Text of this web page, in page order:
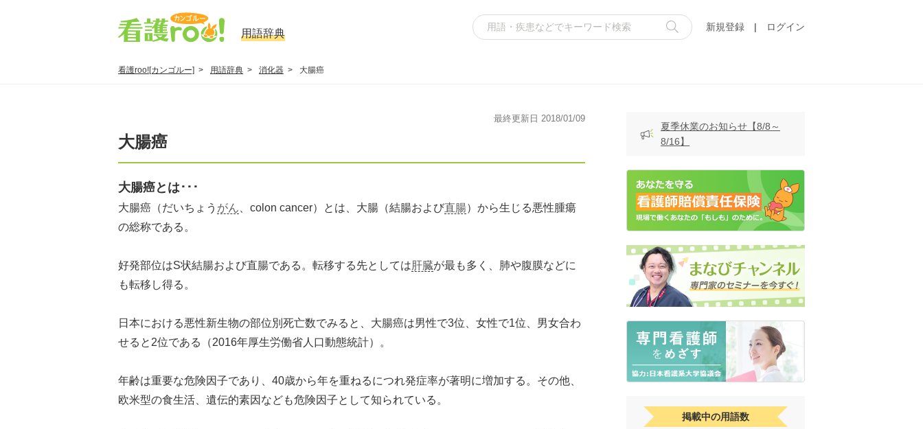
用語辞典
新規登録 | ログイン
看護roo![カンゴルー] 用語辞典 消化器 大腸癌
最終更新日 2018/01/09
大腸癌
大腸癌とは･･･
大腸癌（だいちょう がん 、colon cancer）とは、大腸（結腸および直腸）から生じる悪性腫瘍
の総称である。
好発部位はS状結腸および直腸である。転移する先としては 肝臓が最も多く、肺や腹膜などに
も転移し得る。
日本における悪性新生物の部位別死亡数でみると、大腸癌は男性で3位、女性で1位、男女合わ
せると2位である（2016年厚生労働省人口動態統計）。
年齢は重要な危険因子であり、40歳から年を重ねるにつれ発症率が著明に増加する。その他、
欧米型の食生活、遺伝的素因なども危険因子として知られている。
夏季休業のお知らせ【8/8～
8/16】
掲載中の用語数